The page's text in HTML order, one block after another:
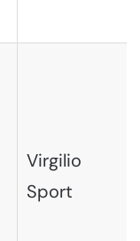
Virgilio
Sport